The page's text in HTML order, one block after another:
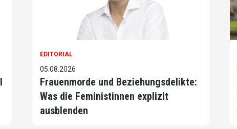
EDITORIAL
05.08.2026
Frauenmorde und Beziehungsdelikte:
Was die Feministinnen explizit
ausblenden